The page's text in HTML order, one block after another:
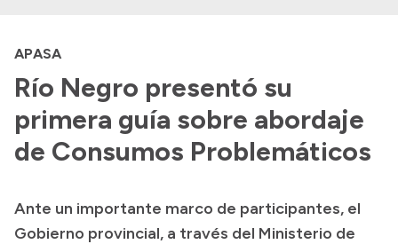
Referentes de prensa
Archivo de noticias
Transparencia
Boletín Oficial
APASA
Río Negro presentó su
primera guía sobre abordaje
de Consumos Problemáticos
Ante un importante marco de participantes, el
Gobierno provincial, a través del Ministerio de